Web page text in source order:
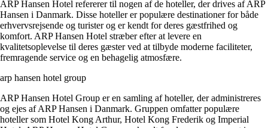
ARP Hansen Hotel refererer til nogen af ​​de hoteller, der drives af ARP
Hansen i Danmark. Disse hoteller er populære destinationer for både
erhvervsrejsende og turister og er kendt for deres gæstfrihed og
komfort. ARP Hansen Hotel stræber efter at levere en
kvalitetsoplevelse til deres gæster ved at tilbyde moderne faciliteter,
fremragende service og en behagelig atmosfære.
arp hansen hotel group
ARP Hansen Hotel Group er en samling af hoteller, der administreres
og ejes af ARP Hansen i Danmark. Gruppen omfatter populære
hoteller som Hotel Kong Arthur, Hotel Kong Frederik og Imperial